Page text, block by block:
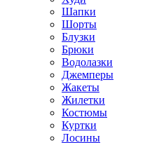
Шапки
Шорты
Блузки
Брюки
Водолазки
Джемперы
Жакеты
Жилетки
Костюмы
Куртки
Лосины